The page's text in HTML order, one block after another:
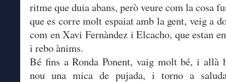
ritme que duia abans, però veure com la cosa
que es corre molt espaiat amb la gent, veig a
com en Xavi Fernàndez i Elcacho, que estan
i rebo ànims.
Bé fins a Ronda Ponent, vaig molt bé, i allà
nou una mica de pujada, i torno a